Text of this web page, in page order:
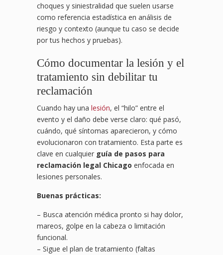
choques y siniestralidad que suelen usarse
como referencia estadística en análisis de
riesgo y contexto (aunque tu caso se decide
por tus hechos y pruebas).
Cómo documentar la lesión y el
tratamiento sin debilitar tu
reclamación
Cuando hay una lesión, el “hilo” entre el
evento y el daño debe verse claro: qué pasó,
cuándo, qué síntomas aparecieron, y cómo
evolucionaron con tratamiento. Esta parte es
clave en cualquier guía de pasos para
reclamación legal Chicago enfocada en
lesiones personales.
Buenas prácticas:
– Busca atención médica pronto si hay dolor,
mareos, golpe en la cabeza o limitación
funcional.
– Sigue el plan de tratamiento (faltas